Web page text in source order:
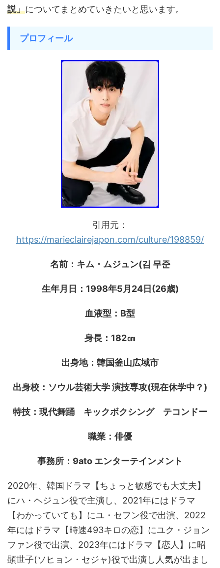
説」についてまとめていきたいと思います。
プロフィール
引用元：
https://marieclairejapon.com/culture/198859/
名前：キム・ムジュン(김 무준
生年月日：1998年5月24日(26歳)
血液型：B型
身長：182㎝
出身地：韓国釜山広域市
出身校：ソウル芸術大学 演技専攻(現在休学中？)
特技：現代舞踊 キックボクシング テコンドー
職業：俳優
事務所：9ato エンターテインメント
2020年、韓国ドラマ【ちょっと敏感でも大丈夫】
にハ・ヘジュン役で主演し、2021年にはドラマ
【わかっていても】にユ・セフン役で出演、2022
年にはドラマ【時速493キロの恋】にユク・ジョン
ファン役で出演、2023年にはドラマ【恋人】に昭
顕世子(ソヒョン・セジャ)役で出演し人気が出まし